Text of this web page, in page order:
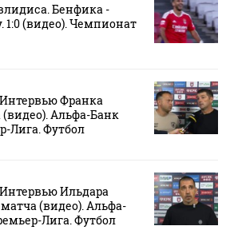
Бенфика -
1:0 (видео). Чемпионат
Франка
Альфа-Банк
Лига. Футбол
Ильдара
(видео). Альфа-
Лига. Футбол